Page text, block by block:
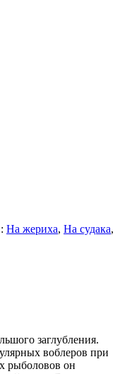
На жериха, На судака,
заглубления.
воблеров при
рыболовов он